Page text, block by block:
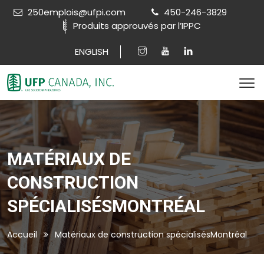
250emplois@ufpi.com
450-246-3829
Produits approuvés par l’IPPC
ENGLISH
MATÉRIAUX DE
CONSTRUCTION
SPÉCIALISÉSMONTRÉAL
Accueil Matériaux de construction spécialisésMontréal